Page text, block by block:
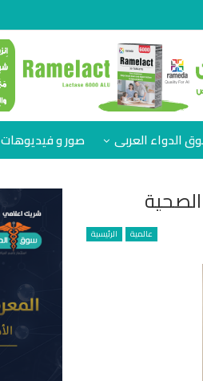
الدواء العربى صور و فيديوهات
عالمية الرئيسية